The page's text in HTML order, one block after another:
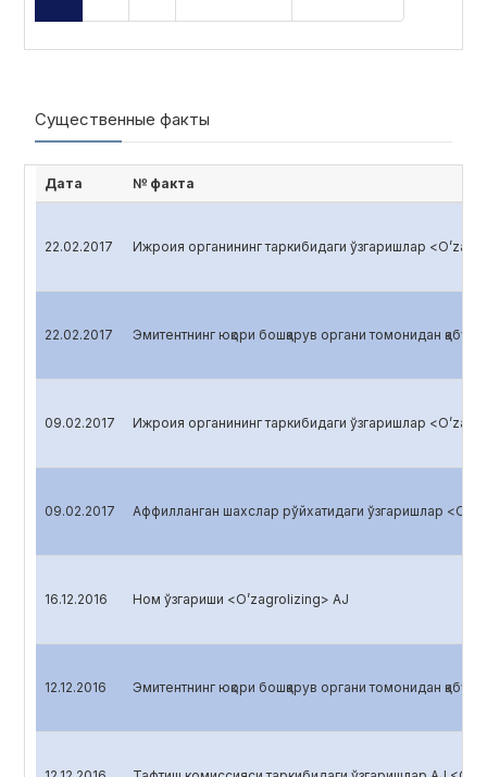
Существенные факты
Дата № факта
22.02.2017 Ижроия органининг таркибидаги ўзгаришлар
22.02.2017 Эмитентнинг юқори бошқарув органи томонидан қабул
09.02.2017 Ижроия органининг таркибидаги ўзгаришлар
09.02.2017 Аффилланган шахслар рўйхатидаги ўзгаришлар
16.12.2016 Ном ўзгариши <O’zagrolizing> AJ
12.12.2016 Эмитентнинг юқори бошқарув органи томонидан